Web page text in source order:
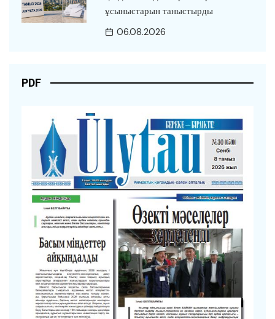
ұсыныстарын таныстырды
06.08.2026
PDF